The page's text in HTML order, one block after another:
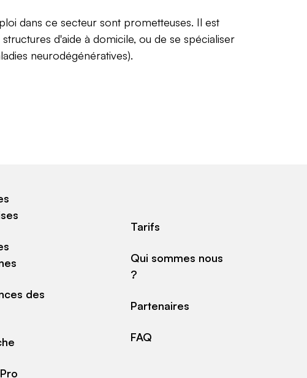
dans ce secteur sont prometteuses. Il est
d'aide à domicile, ou de se spécialiser
neurodégénératives).
des
Tarifs
Qui sommes nous
?
Partenaires
FAQ